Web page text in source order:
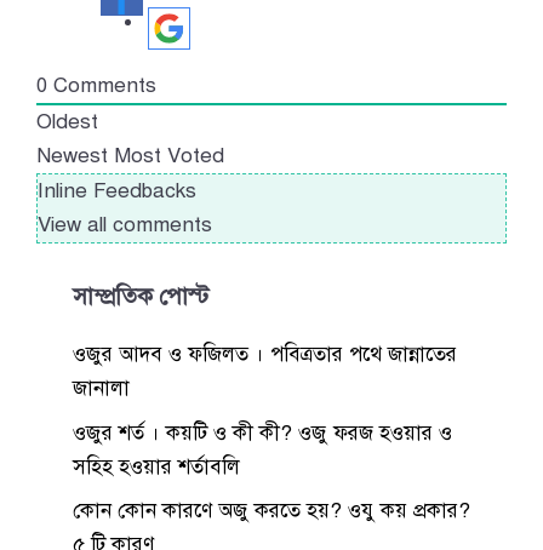
0 Comments
Oldest
Newest Most Voted
Inline Feedbacks
View all comments
সাম্প্রতিক পোস্ট
ওজুর আদব ও ফজিলত । পবিত্রতার পথে জান্নাতের
জানালা
ওজুর শর্ত । কয়টি ও কী কী? ওজু ফরজ হওয়ার ও
সহিহ হওয়ার শর্তাবলি
কোন কোন কারণে অজু করতে হয়? ওযু কয় প্রকার?
৫ টি কারণ